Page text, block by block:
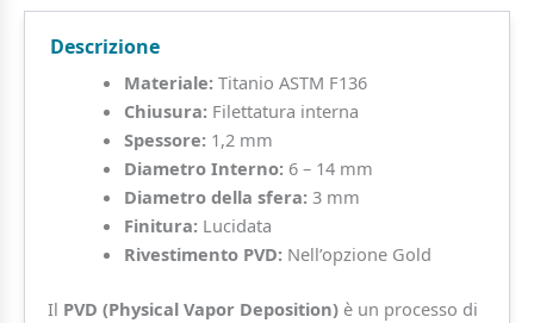
Descrizione
Materiale:Titanio ASTM F136
Chiusura:Filettatura interna
Spessore:1,2 mm
Diametro Interno:6 – 14 mm
Diametro della sfera:3 mm
Finitura:Lucidata
Rivestimento PVD:Nell’opzione Gold
Il PVD (Physical Vapor Deposition)è un processo di